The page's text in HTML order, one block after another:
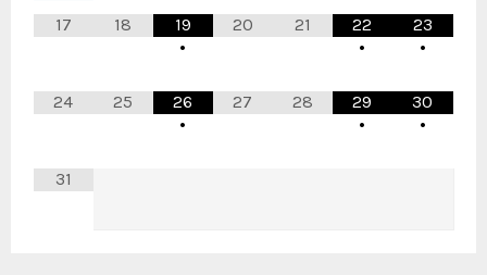
17 18
19
•
20 21
22
•
23
•
24 25
26
•
27 28
29
•
30
•
31